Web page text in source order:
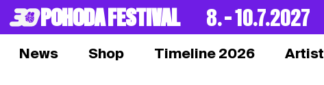
POHODA FESTIVAL 8. – 10.7.2027
News Shop Timeline 2026 Artist